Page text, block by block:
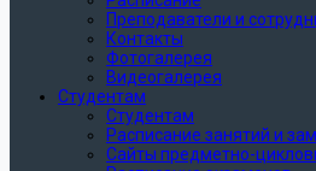
Преподаватели и
Контакты
Фотогалерея
Видеогалерея
Студентам
Студентам
Расписание занятий и
Сайты предметно-